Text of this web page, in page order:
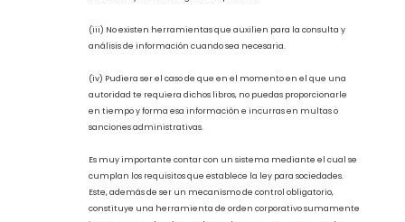
opción; te encuentras obligado a contar con ellos.
¿Qué pasa si no tenemos un correcto control y cumplimiento
en cuanto a las obligaciones en nuestros Libros Societarios?
(i) Primeramente estamos incumpliendo lo establecido en la
(ii) Los administradores están incumpliendo con su obligación
de control y correcto registro corporativo.